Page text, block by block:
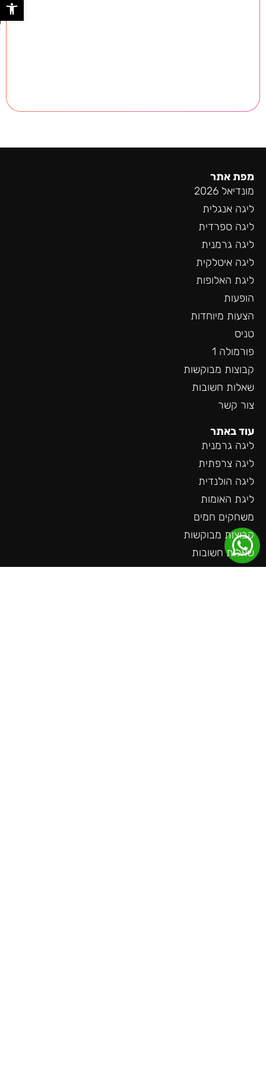
מפת אתר
מונדיאל 2026
ליגה אנגלית
ליגה ספרדית
ליגה גרמנית
ליגה איטלקית
ליגת האלופות
הופעות
הצעות מיוחדות
טניס
פורמולה 1
קבוצות מבוקשות
שאלות חשובות
צור קשר
עוד באתר
ליגה גרמנית
ליגה צרפתית
ליגה הולנדית
ליגת האומות
משחקים חמים
קבוצות מבוקשות
שאלות חשובות
צור קשר